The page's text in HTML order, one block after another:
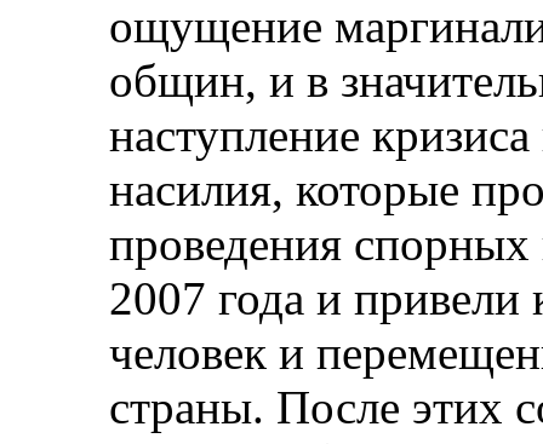
ощущение
общин, и в
наступление
насилия, которые
проведения
2007 года и
человек и
страны. После этих